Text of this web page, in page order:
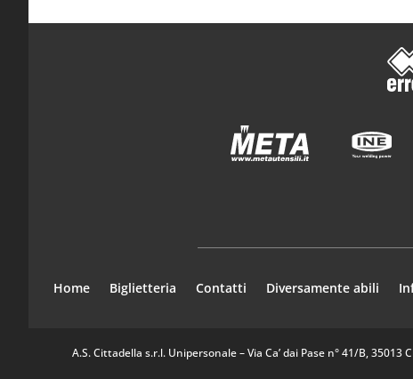
Home Biglietteria Contatti Diversamente abili
A.S. Cittadella s.r.l. Unipersonale – Via Ca’ dai Pase n° 41/B, 35013